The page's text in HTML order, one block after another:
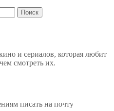
и сериалов, которая любит
смотреть их.
писать на почту